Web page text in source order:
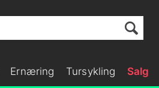
Ernæring Tursykling Salg